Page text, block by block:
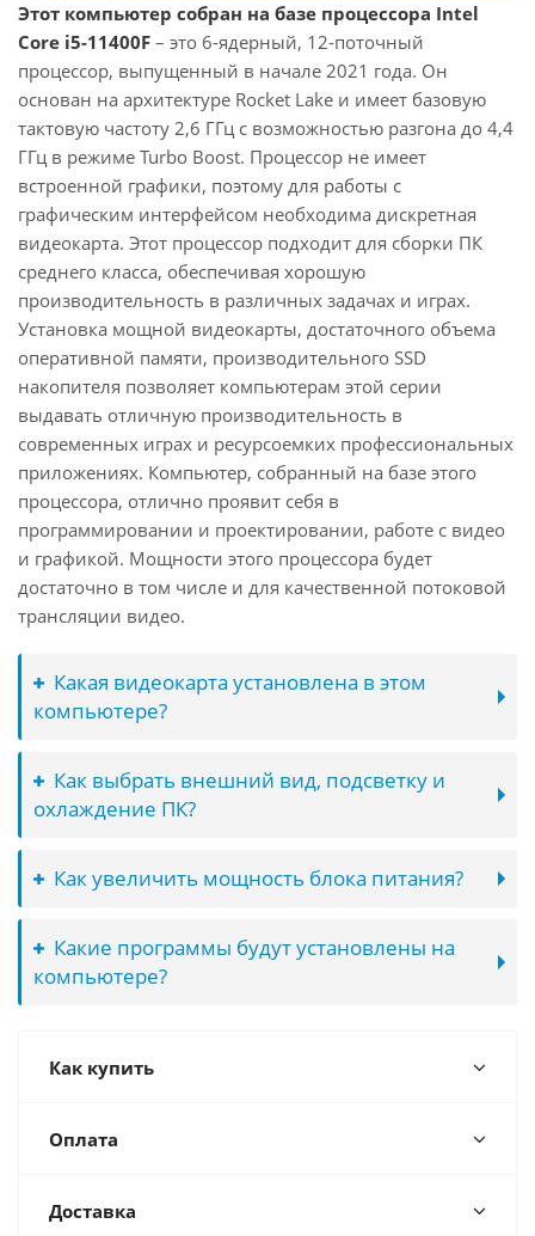
Этот компьютер собран на базе процессора Intel
Core i5-11400F – это 6-ядерный, 12-поточный
процессор, выпущенный в начале 2021 года. Он
основан на архитектуре Rocket Lake и имеет базовую
тактовую частоту 2,6 ГГц с возможностью разгона до 4,4
ГГц в режиме Turbo Boost. Процессор не имеет
встроенной графики, поэтому для работы с
графическим интерфейсом необходима дискретная
видеокарта. Этот процессор подходит для сборки ПК
среднего класса, обеспечивая хорошую
производительность в различных задачах и играх.
Установка мощной видеокарты, достаточного объема
оперативной памяти, производительного SSD
накопителя позволяет компьютерам этой серии
выдавать отличную производительность в
современных играх и ресурсоемких профессиональных
приложениях. Компьютер, собранный на базе этого
процессора, отлично проявит себя в
программировании и проектировании, работе с видео
и графикой. Мощности этого процессора будет
достаточно в том числе и для качественной потоковой
трансляции видео.
Какая видеокарта установлена в этом
компьютере?
Как выбрать внешний вид, подсветку и
охлаждение ПК?
Как увеличить мощность блока питания?
Какие программы будут установлены на
компьютере?
Как купить
Оплата
Доставка